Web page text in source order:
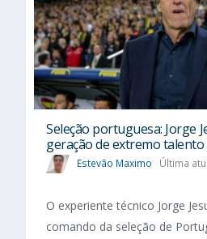
Seleção portuguesa: Jorge
geração de extremo talento
Estevão Maximo Última
O experiente técnico Jorge
comando da seleção de